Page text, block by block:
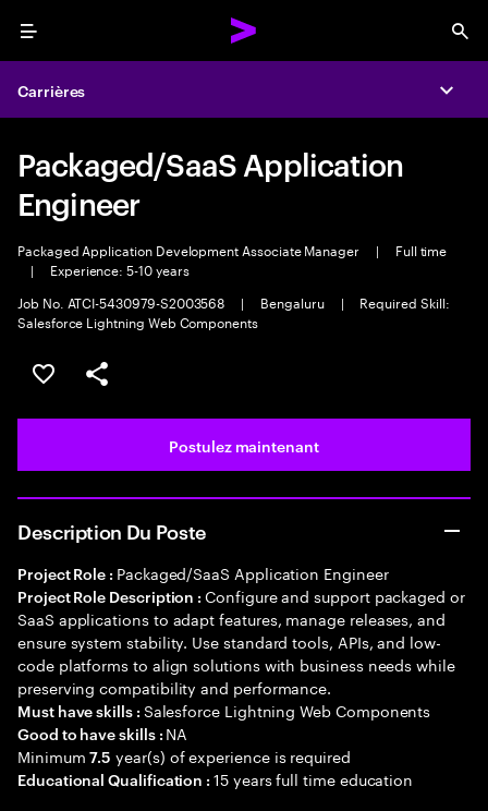
Menu
Carrières
Packaged/SaaS Application
Engineer
Packaged Application Development Associate Manager |
Full time
|
Experience: 5-10 years
Job No. ATCI-5430979-S2003568
| Bengaluru |
Required Skill:
Salesforce Lightning Web Components
Sélectionner pour enregistrer l’emploi
PARTAGER
Postulez maintenant
Description Du Poste
Project Role : Packaged/SaaS Application Engineer
Project Role Description :Configure and support packaged or
SaaS applications to adapt features, manage releases, and
ensure system stability. Use standard tools, APIs, and low-
code platforms to align solutions with business needs while
preserving compatibility and performance.
Must have skills : Salesforce Lightning Web Components
Good to have skills : NA
Minimum7.5 year(s) of experience is required
Educational Qualification :15 years full time education